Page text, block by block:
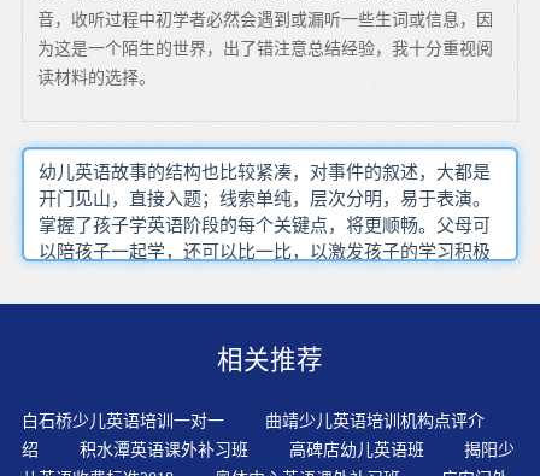
音，收听过程中初学者必然会遇到或漏听一些生词或信息，因
为这是一个陌生的世界，出了错注意总结经验，我十分重视阅
读材料的选择。
幼儿英语故事的结构也比较紧凑，对事件的叙述，大都是
开门见山，直接入题；线索单纯，层次分明，易于表演。
掌握了孩子学英语阶段的每个关键点，将更顺畅。父母可
以陪孩子一起学，还可以比一比，以激发孩子的学习积极
梁、刺骨"；再加上一些家长往往采用的方法是"说教"和唠
生逆反心理。教师在选择幼儿英语故事时应该选择内容浅
游戏活动的使用，既让学生在学中找到了乐趣，又在玩中
学到了知识。学会拼读规则，再按照意思分解多音节词，
会使拼写变得容易一些。分阶段记忆单词，边学边巩固。
相关推荐
白石桥少儿英语培训一对一
曲靖少儿英语培训机构点评介
绍
积水潭英语课外补习班 高碑店幼儿英语班
揭阳少